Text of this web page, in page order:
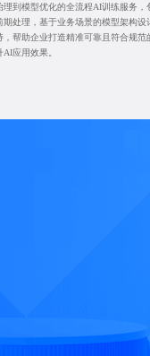
理到模型优化的全流程AI训练服务
期处理，基于业务场景的模型架构
，帮助企业打造精准可靠且符合规
应用效果。